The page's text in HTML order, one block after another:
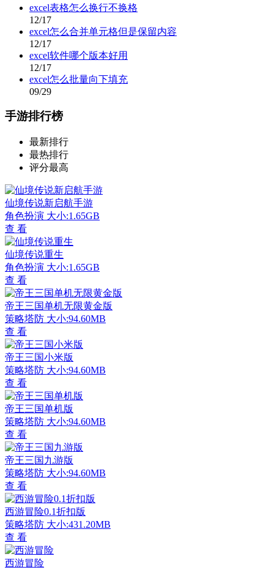
excel表格怎么换行不换格
12/17
excel怎么合并单元格但是保留内容
12/17
excel软件哪个版本好用
12/17
excel怎么批量向下填充
09/29
手游排行榜
最新排行
最热排行
评分最高
仙境传说新启航手游
角色扮演 大小:1.65GB
查 看
仙境传说重生
角色扮演 大小:1.65GB
查 看
帝王三国单机无限黄金版
策略塔防 大小:94.60MB
查 看
帝王三国小米版
策略塔防 大小:94.60MB
查 看
帝王三国单机版
策略塔防 大小:94.60MB
查 看
帝王三国九游版
策略塔防 大小:94.60MB
查 看
西游冒险0.1折扣版
策略塔防 大小:431.20MB
查 看
西游冒险